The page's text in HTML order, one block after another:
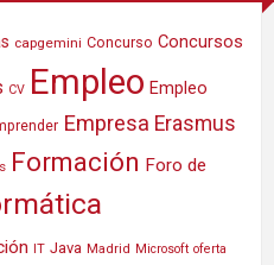
capgemini Concurso Concursos
CV Empleo Empleo
Empresa Erasmus
Formación Foro de
IT Java Madrid Microsoft oferta